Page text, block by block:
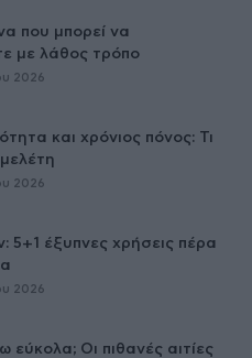
που μπορεί να
με λάθος τρόπο
2026
και χρόνιος πόνος: Τι
2026
5+1 έξυπνες χρήσεις πέρα
2026
εύκολα; Οι πιθανές αιτίες